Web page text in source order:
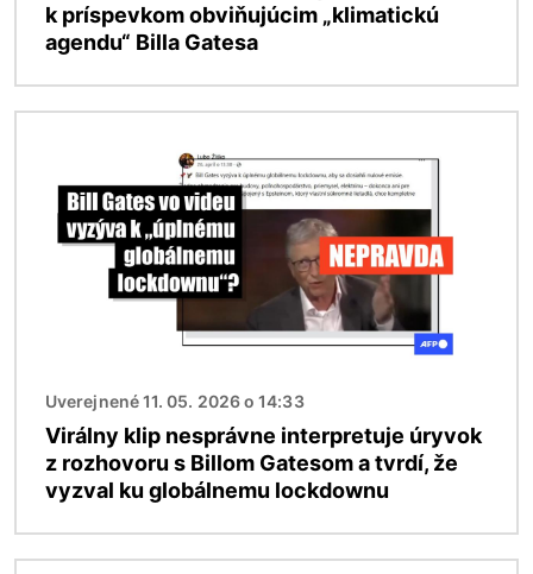
k príspevkom obviňujúcim „klimatickú
agendu“ Billa Gatesa
Uverejnené 11. 05. 2026 o 14:33
Virálny klip nesprávne interpretuje úryvok
z rozhovoru s Billom Gatesom a tvrdí, že
vyzval ku globálnemu lockdownu